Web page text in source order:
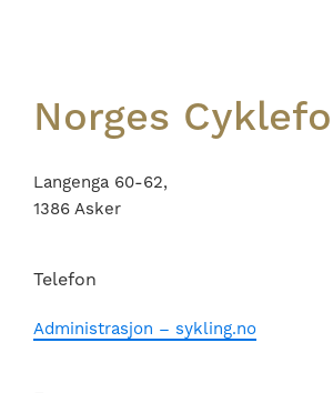
Norges
Langenga 60-62,
1386 Asker
Telefon
Administrasjon – sykling.no